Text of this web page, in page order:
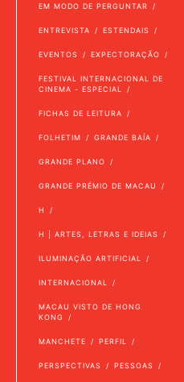
EM MODO DE PERGUNTAR
ENTREVISTA ESTENDAIS
EVENTOS EXPECTORAÇÃO
FESTIVAL INTERNACIONAL DE
CINEMA - ESPECIAL
FICHAS DE LEITURA
FOLHETIM GRANDE BAÍA
GRANDE PLANO
GRANDE PRÉMIO DE MACAU
H
H | ARTES, LETRAS E IDEIAS
ILUMINAÇÃO ARTIFICIAL
INTERNACIONAL
MACAU VISTO DE HONG
KONG
MANCHETE PERFIL
PERSPECTIVAS PESSOAS